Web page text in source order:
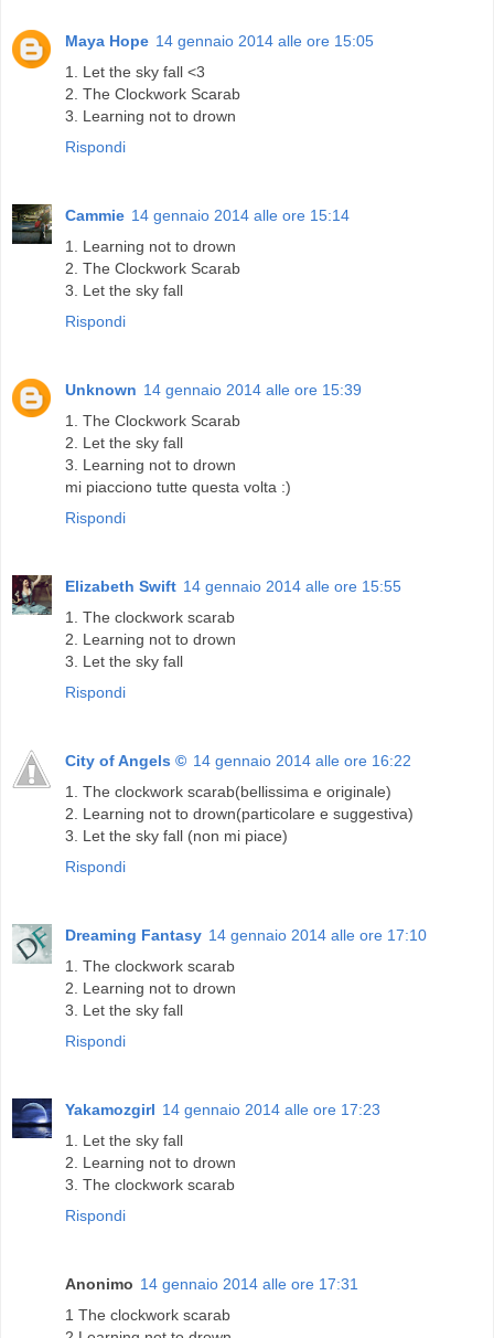
Maya Hope 14 gennaio 2014 alle ore 15:05
1. Let the sky fall <3
2. The Clockwork Scarab
3. Learning not to drown
Rispondi
Cammie 14 gennaio 2014 alle ore 15:14
1. Learning not to drown
2. The Clockwork Scarab
3. Let the sky fall
Rispondi
Unknown 14 gennaio 2014 alle ore 15:39
1. The Clockwork Scarab
2. Let the sky fall
3. Learning not to drown
mi piacciono tutte questa volta :)
Rispondi
Elizabeth Swift 14 gennaio 2014 alle ore 15:55
1. The clockwork scarab
2. Learning not to drown
3. Let the sky fall
Rispondi
City of Angels © 14 gennaio 2014 alle ore 16:22
1. The clockwork scarab(bellissima e originale)
2. Learning not to drown(particolare e suggestiva)
3. Let the sky fall (non mi piace)
Rispondi
Dreaming Fantasy 14 gennaio 2014 alle ore 17:10
1. The clockwork scarab
2. Learning not to drown
3. Let the sky fall
Rispondi
Yakamozgirl 14 gennaio 2014 alle ore 17:23
1. Let the sky fall
2. Learning not to drown
3. The clockwork scarab
Rispondi
Anonimo 14 gennaio 2014 alle ore 17:31
1 The clockwork scarab